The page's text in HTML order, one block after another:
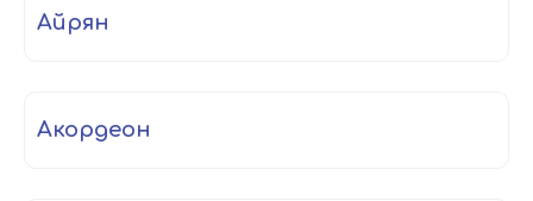
айрян
акордеон